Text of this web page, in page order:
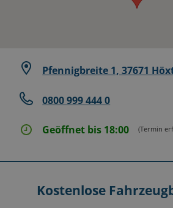
Pfennigbreite 1, 37671
0800 999 444 0
Geöffnet bis 18:00 (Termin
Kostenlose